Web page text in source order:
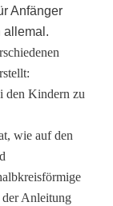
Anfänger
allemal.
den Kindern zu
wie auf den
Anleitung